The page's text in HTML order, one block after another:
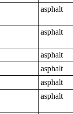
asphalt
asphalt
asphalt
asphalt
asphalt
asphalt